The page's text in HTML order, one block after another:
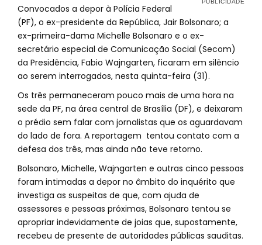
Convocados a depor à Polícia Federal
(PF), o ex-presidente da República, Jair Bolsonaro; a
ex-primeira-dama Michelle Bolsonaro e o ex-
secretário especial de Comunicação Social (Secom)
da Presidência, Fabio Wajngarten, ficaram em silêncio
ao serem interrogados, nesta quinta-feira (31).
Os três permaneceram pouco mais de uma hora na
sede da PF, na área central de Brasília (DF), e deixaram
o prédio sem falar com jornalistas que os aguardavam
do lado de fora. A reportagem tentou contato com a
defesa dos três, mas ainda não teve retorno.
Bolsonaro, Michelle, Wajngarten e outras cinco pessoas
foram intimadas a depor no âmbito do inquérito que
investiga as suspeitas de que, com ajuda de
assessores e pessoas próximas, Bolsonaro tentou se
apropriar indevidamente de joias que, supostamente,
recebeu de presente de autoridades públicas sauditas.